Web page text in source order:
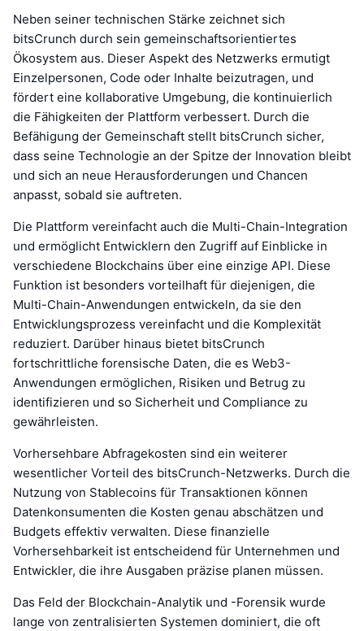
Neben seiner technischen Stärke zeichnet sich
bitsCrunch durch sein gemeinschaftsorientiertes
Ökosystem aus. Dieser Aspekt des Netzwerks ermutigt
Einzelpersonen, Code oder Inhalte beizutragen, und
fördert eine kollaborative Umgebung, die kontinuierlich
die Fähigkeiten der Plattform verbessert. Durch die
Befähigung der Gemeinschaft stellt bitsCrunch sicher,
dass seine Technologie an der Spitze der Innovation bleibt
und sich an neue Herausforderungen und Chancen
anpasst, sobald sie auftreten.
Die Plattform vereinfacht auch die Multi-Chain-Integration
und ermöglicht Entwicklern den Zugriff auf Einblicke in
verschiedene Blockchains über eine einzige API. Diese
Funktion ist besonders vorteilhaft für diejenigen, die
Multi-Chain-Anwendungen entwickeln, da sie den
Entwicklungsprozess vereinfacht und die Komplexität
reduziert. Darüber hinaus bietet bitsCrunch
fortschrittliche forensische Daten, die es Web3-
Anwendungen ermöglichen, Risiken und Betrug zu
identifizieren und so Sicherheit und Compliance zu
gewährleisten.
Vorhersehbare Abfragekosten sind ein weiterer
wesentlicher Vorteil des bitsCrunch-Netzwerks. Durch die
Nutzung von Stablecoins für Transaktionen können
Datenkonsumenten die Kosten genau abschätzen und
Budgets effektiv verwalten. Diese finanzielle
Vorhersehbarkeit ist entscheidend für Unternehmen und
Entwickler, die ihre Ausgaben präzise planen müssen.
Das Feld der Blockchain-Analytik und -Forensik wurde
lange von zentralisierten Systemen dominiert, die oft